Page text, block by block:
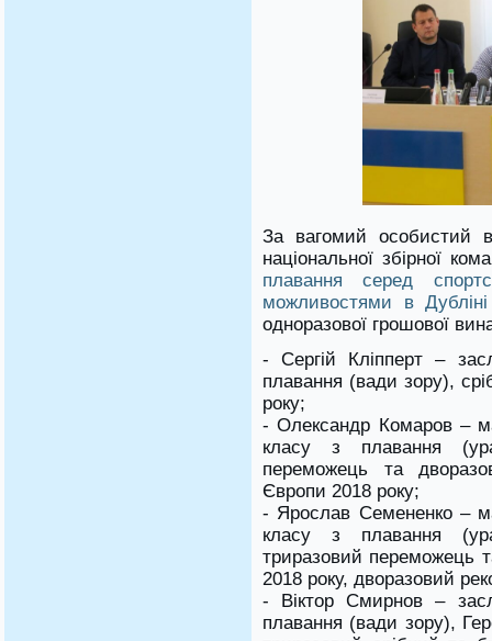
За вагомий особистий
національної збірної
плавання серед
можливостями в Дубліні
одноразової грошової
- Сергій Кліпперт –
плавання (вади зору),
року;
- Олександр Комаров –
класу з плавання
переможець та
Європи 2018 року;
- Ярослав Семененко –
класу з плавання
триразовий переможець
2018 року, дворазовий
- Віктор Смирнов –
плавання (вади зору),